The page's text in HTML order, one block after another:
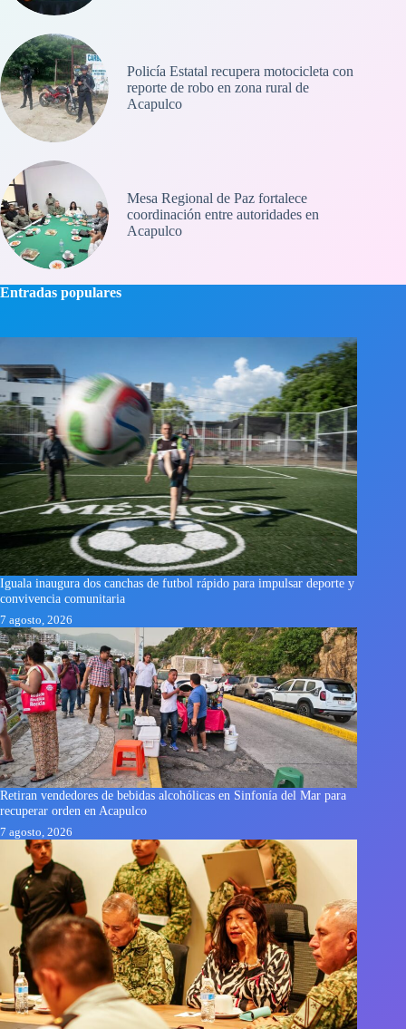
Policía Estatal recupera motocicleta con
reporte de robo en zona rural de
Acapulco
Mesa Regional de Paz fortalece
coordinación entre autoridades en
Acapulco
Entradas populares
Iguala inaugura dos canchas de futbol rápido para impulsar deporte y
convivencia comunitaria
7 agosto, 2026
Retiran vendedores de bebidas alcohólicas en Sinfonía del Mar para
recuperar orden en Acapulco
7 agosto, 2026